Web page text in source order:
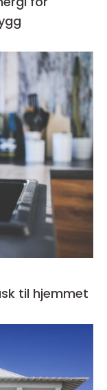
til hjemmet